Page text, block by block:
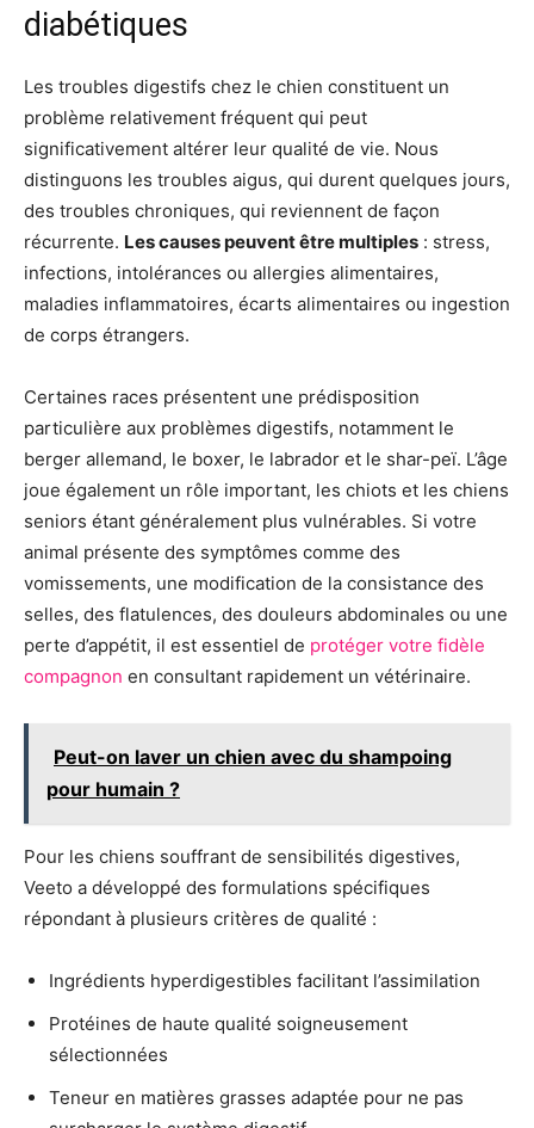
diabétiques
Les troubles digestifs chez le chien constituent un
problème relativement fréquent qui peut
significativement altérer leur qualité de vie. Nous
distinguons les troubles aigus, qui durent quelques jours,
des troubles chroniques, qui reviennent de façon
récurrente. Les causes peuvent être multiples : stress,
infections, intolérances ou allergies alimentaires,
maladies inflammatoires, écarts alimentaires ou ingestion
de corps étrangers.
Certaines races présentent une prédisposition
particulière aux problèmes digestifs, notamment le
berger allemand, le boxer, le labrador et le shar-peï. L’âge
joue également un rôle important, les chiots et les chiens
seniors étant généralement plus vulnérables. Si votre
animal présente des symptômes comme des
vomissements, une modification de la consistance des
selles, des flatulences, des douleurs abdominales ou une
perte d’appétit, il est essentiel de protéger votre fidèle
compagnon en consultant rapidement un vétérinaire.
Peut-on laver un chien avec du shampoing
pour humain ?
Pour les chiens souffrant de sensibilités digestives,
Veeto a développé des formulations spécifiques
répondant à plusieurs critères de qualité :
Ingrédients hyperdigestibles facilitant l’assimilation
Protéines de haute qualité soigneusement
sélectionnées
Teneur en matières grasses adaptée pour ne pas